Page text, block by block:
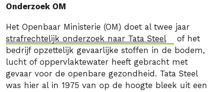
Onderzoek OM
Het Openbaar Ministerie (OM) doet al twee jaar
strafrechtelijk onderzoek naar Tata Steel
of het
bedrijf opzettelijk gevaarlijke stoffen in de bodem,
lucht of oppervlaktewater heeft gebracht met
gevaar voor de openbare gezondheid. Tata Steel
was hier al in 1975 van op de hoogte bleek uit een